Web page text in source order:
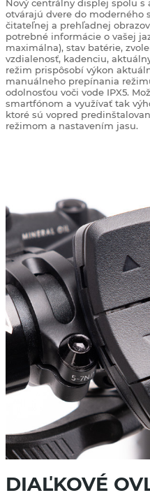
Nový centrálny displej spolu
otvárajú dvere do moderného
čitateľnej a prehľadnej
potrebné informácie o vašej
maximálna), stav batérie,
vzdialenosť, kadenciu,
režim prispôsobí výkon
manuálneho prepínania
odolnosťou voči vode IPX5.
smartfónom a využívať tak
ktoré sú vopred
režimom a nastavením jasu.
DIAĽKOVÉ